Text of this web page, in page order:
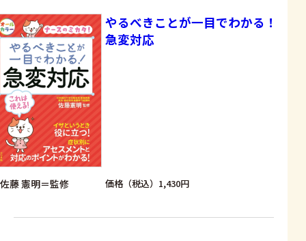
やるべきことが一目でわかる！
急変対応
佐藤 憲明＝監修 価格（税込）1,430円